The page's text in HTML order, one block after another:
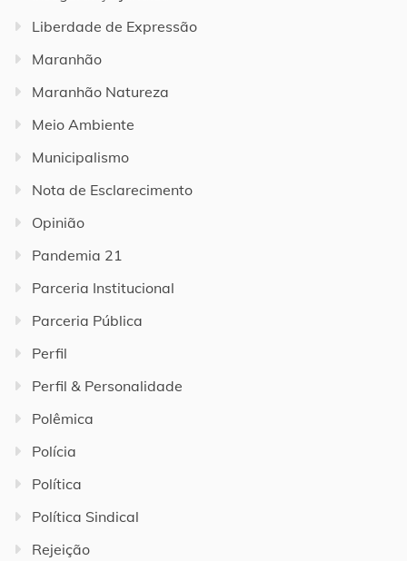
Liberdade de Expressão
Maranhão
Maranhão Natureza
Meio Ambiente
Municipalismo
Nota de Esclarecimento
Opinião
Pandemia 21
Parceria Institucional
Parceria Pública
Perfil
Perfil & Personalidade
Polêmica
Polícia
Política
Política Sindical
Rejeição